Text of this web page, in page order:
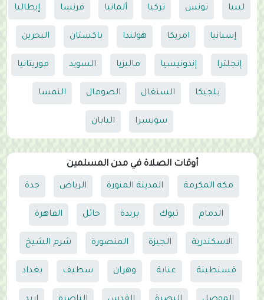
ليبيا تونس تركيا ألمانيا فرنسا إيطاليا
إسبانيا امريكا هولندا باكستان البحرين
إنجلترا إندونيسيا ماليزيا السويد موريتانيا
بلجيكا السنغال الصومال النمسا
سويسرا اليابان
أوقات الصلاة في مدن المسلمين
مكة المكرمة المدينة المنورة الرياض جدة
الدمام تبوك بريدة حائل القاهرة
الاسكندرية الجيزة المنصورة شرم الشيخ
قسنطينة عنابة وهران سطيف بغداد